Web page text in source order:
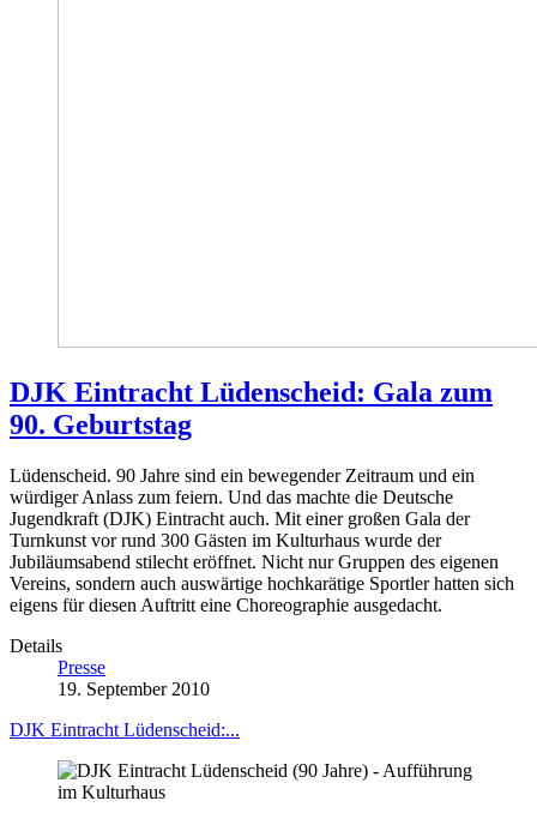
DJK Eintracht Lüdenscheid: Gala zum
90. Geburtstag
Lüdenscheid. 90 Jahre sind ein bewegender Zeitraum und ein
würdiger Anlass zum feiern. Und das machte die Deutsche
Jugendkraft (DJK) Eintracht auch. Mit einer großen Gala der
Turnkunst vor rund 300 Gästen im Kulturhaus wurde der
Jubiläumsabend stilecht eröffnet. Nicht nur Gruppen des eigenen
Vereins, sondern auch auswärtige hochkarätige Sportler hatten sich
eigens für diesen Auftritt eine Choreographie ausgedacht.
Details
Presse
19. September 2010
DJK Eintracht Lüdenscheid:...